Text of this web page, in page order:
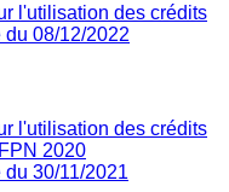
l'utilisation des crédits
08/12/2022
l'utilisation des crédits
2020
30/11/2021